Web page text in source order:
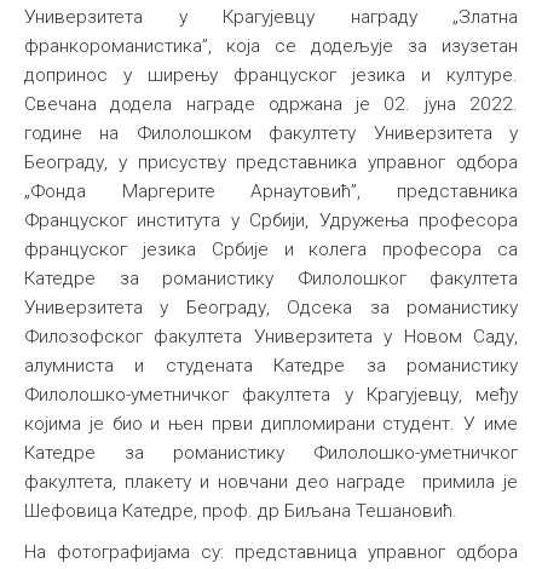
Универзитета у Крагујевцу награду „Златна
франкороманистика”, која се додељује за изузетан
допринос у ширењу француског језика и културе.
Свечана додела награде одржана је 02. јуна 2022.
године на Филолошком факултету Универзитета у
Београду, у присуству представника управног одбора
„Фонда Маргерите Арнаутовић”, представника
Француског института у Србији, Удружења професора
француског језика Србије и колега професора са
Катедре за романистику Филолошког факултета
Универзитета у Београду, Одсека за романистику
Филозофског факултета Универзитета у Новом Саду,
алумниста и студената Катедре за романистику
Филолошко-уметничког факултета у Крагујевцу, међу
којима је био и њен први дипломирани студент. У име
Катедре за романистику Филолошко-уметничког
факултета, плакету и новчани део награде примила је
Шефовица Катедре, проф. др Биљана Тешановић.
На фотографијама су: представница управног одбора